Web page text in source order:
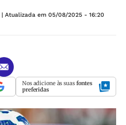
| Atualizada em 05/08/2025 - 16:20
Nos adicione às suas fontes
preferidas